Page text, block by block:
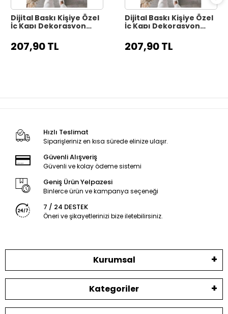
Dijital Baskı Kişiye Özel
İç Kapı Dekorasyon
207,90 TL
Dijital Baskı Kişiye Özel
İç Kapı Dekorasyon
207,90 TL
Hızlı Teslimat
Siparişleriniz en kısa sürede elinize ulaşır.
Güvenli Alışveriş
Güvenli ve kolay ödeme sistemi
Geniş Ürün Yelpazesi
Binlerce ürün ve kampanya seçeneği
7 / 24 DESTEK
Öneri ve şikayetlerinizi bize iletebilirsiniz.
Kurumsal
Kategoriler